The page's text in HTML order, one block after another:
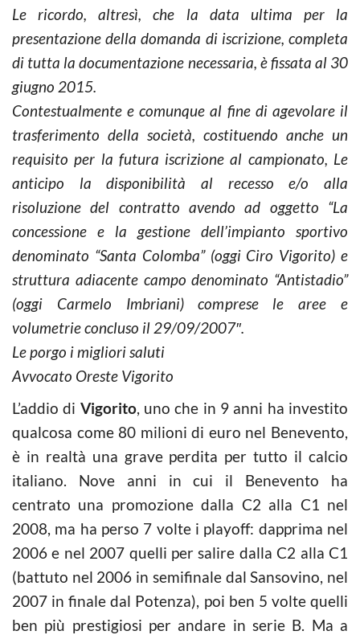
Le ricordo, altresì, che la data ultima per la
presentazione della domanda di iscrizione, completa
di tutta la documentazione necessaria, è fissata al 30
giugno 2015.
Contestualmente e comunque al fine di agevolare il
trasferimento della società, costituendo anche un
requisito per la futura iscrizione al campionato, Le
anticipo la disponibilità al recesso e/o alla
risoluzione del contratto avendo ad oggetto “La
concessione e la gestione dell’impianto sportivo
denominato “Santa Colomba” (oggi Ciro Vigorito) e
struttura adiacente campo denominato “Antistadio”
(oggi Carmelo Imbriani) comprese le aree e
volumetrie concluso il 29/09/2007″.
Le porgo i migliori saluti
Avvocato Oreste Vigorito
L’addio di Vigorito, uno che in 9 anni ha investito
qualcosa come 80 milioni di euro nel Benevento,
è in realtà una grave perdita per tutto il calcio
italiano. Nove anni in cui il Benevento ha
centrato una promozione dalla C2 alla C1 nel
2008, ma ha perso 7 volte i playoff: dapprima nel
2006 e nel 2007 quelli per salire dalla C2 alla C1
(battuto nel 2006 in semifinale dal Sansovino, nel
2007 in finale dal Potenza), poi ben 5 volte quelli
ben più prestigiosi per andare in serie B. Ma a